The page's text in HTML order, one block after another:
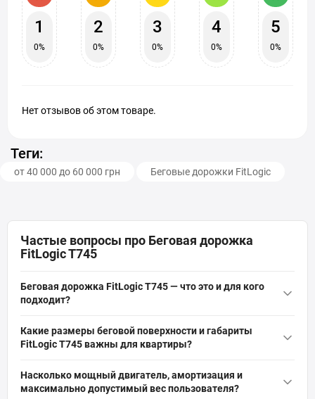
1
0%
2
0%
3
0%
4
0%
5
0%
Нет отзывов об этом товаре.
Теги:
от 40 000 до 60 000 грн Беговые дорожки FitLogic
Частые вопросы про Беговая дорожка
FitLogic T745
Беговая дорожка FitLogic T745 — что это и для кого
подходит?
тренажер с мощным двигателем 4,0 л.с., диапазоном
бега, похудения и реабилитации; оптимальна для квартиры и
пользователей до 150 кг.
Какие размеры беговой поверхности и габариты
FitLogic T745 важны для квартиры?
составляет 145×55 см — удобен для полноценного бега; в
Насколько мощный двигатель, амортизация и
максимально допустимый вес пользователя?